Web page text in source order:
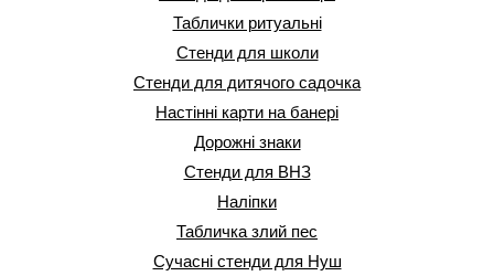
Таблички ритуальні
Стенди для школи
Стенди для дитячого садочка
Настінні карти на банері
Дорожні знаки
Стенди для ВНЗ
Наліпки
Табличка злий пес
Сучасні стенди для Нуш